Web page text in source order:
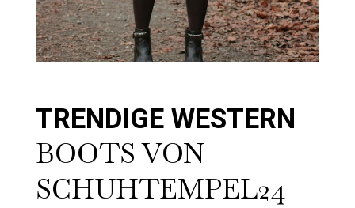
TRENDIGE WESTERN
BOOTS VON
SCHUHTEMPEL24